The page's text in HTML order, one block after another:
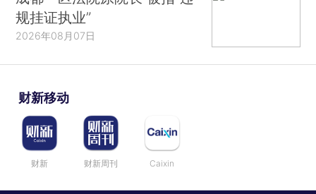
规挂证执业”
2026年08月07日
财新移动
财新 财新周刊 Caixin